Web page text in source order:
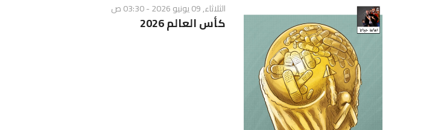
الثلاثاء, 09 يونيو 2026 - 03:30 ص
كأس العالم 2026